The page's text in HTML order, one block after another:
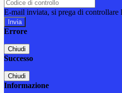
E-mail inviata, si prega di controllare
Errore
Chiudi
Successo
Chiudi
Informazione